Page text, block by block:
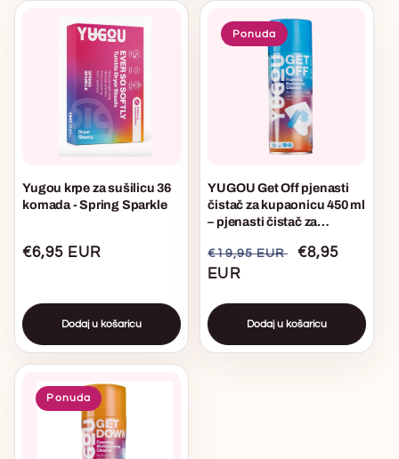
Yugou krpe za sušilicu 36
komada - Spring Sparkle
Uobičajena
€6,95 EUR
Dodaj u košaricu
Ponuda
YUGOU Get Off pjenasti
čistač za kupaonicu 450 ml
– pjenasti čistač za
Uobičajena
cijena
€19,95 EUR
Akcijska
€8,95
EUR
Dodaj u košaricu
Ponuda